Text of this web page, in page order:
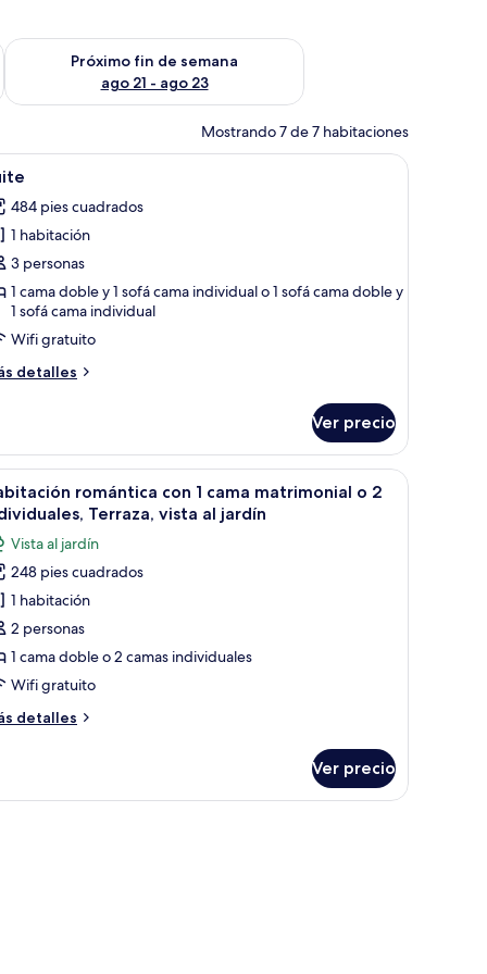
semana ago 14 - ago 16
Próximo fin de semana
ago 21 - ago 23
Consulta la disponibilidad para el próximo fin de semana
Mostrando 7 de 7 habitaciones
mesita de noche, una lámpara, un espejo y vistas al balcón exterior.
Un patio con una mesa y sillas blancas, una
3
484 pies cuadrados
1 habitación
3 personas
1 cama doble y 1 sofá cama individual o 1 sofá cama doble y
1 sofá cama individual
Wifi gratuito
detalles
Ver precio
de noche y vistas al exterior.Un baño con lavamanos, espejo, ducha y
2
romántica con 1 cama matrimonial o 2
Terraza, vista al jardín
Vista al jardín
248 pies cuadrados
1 habitación
2 personas
1 cama doble o 2 camas individuales
Wifi gratuito
detalles
Ver precio